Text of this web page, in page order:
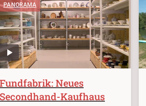
PANORAMA
Fundfabrik: Neues
Secondhand-Kaufhaus